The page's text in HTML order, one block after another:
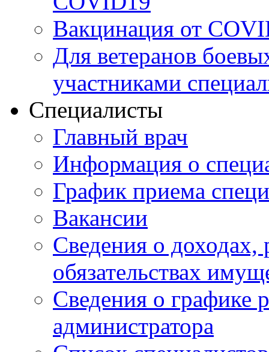
Вакцинация от
Для ветеранов
участниками
Специалисты
Главный врач
Информация о
График приема
Вакансии
Сведения о доходах,
обязательствах
Сведения о графике
администратора